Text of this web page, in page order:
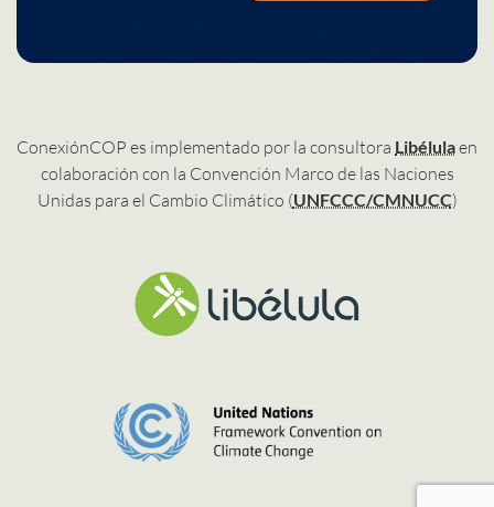
ConexiónCOP es implementado por la consultora Libélulaen
colaboración con la Convención Marco de las Naciones
Unidas para el Cambio Climático (UNFCCC/CMNUCC)